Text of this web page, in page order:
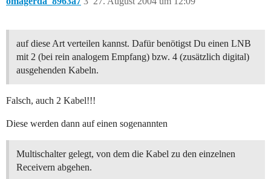
auf diese Art verteilen kannst. Dafür benötigst Du einen LNB
mit 2 (bei rein analogem Empfang) bzw. 4 (zusätzlich digital)
ausgehenden Kabeln.
Falsch, auch 2 Kabel!!!
Diese werden dann auf einen sogenannten
Multischalter gelegt, von dem die Kabel zu den einzelnen
Receivern abgehen.